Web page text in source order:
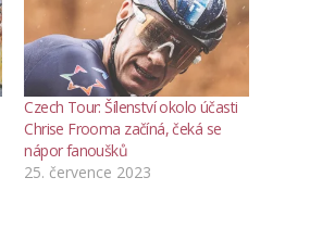
Czech Tour: Šílenství okolo účasti
Chrise Frooma začíná, čeká se
nápor fanoušků
25. července 2023